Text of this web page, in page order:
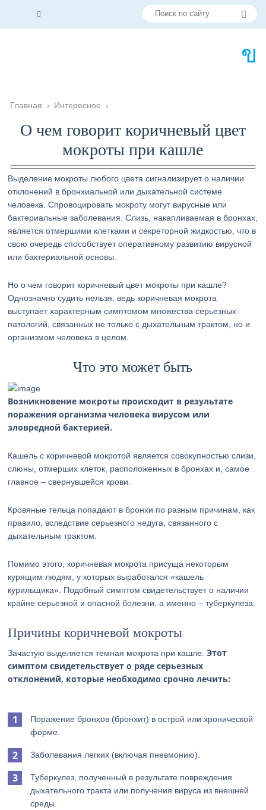
Главная › Интересное ›
О чем говорит коричневый цвет
мокроты при кашле
Выделение мокроты любого цвета сигнализирует о наличии
отклонений в бронхиальной или дыхательной системе
человека. Спровоцировать мокроту могут вирусные или
бактериальные заболевания. Слизь, накапливаемая в бронхах,
является отмершими клетками и секреторной жидкостью, что в
свою очередь способствует оперативному развитию вирусной
или бактериальной основы.
Но о чем говорит коричневый цвет мокроты при кашле?
Однозначно судить нельзя, ведь коричневая мокрота
выступает характерным симптомом множества серьезных
патологий, связанных не только с дыхательным трактом, но и
организмом человека в целом.
Что это может быть
Возникновение мокроты происходит в результате
поражения организма человека вирусом или
зловредной бактерией.
Кашель с коричневой мокротой является совокупностью слизи,
слюны, отмерших клеток, расположенных в бронхах и, самое
главное – свернувшейся крови.
Кровяные тельца попадают в бронхи по разным причинам, как
правило, вследствие серьезного недуга, связанного с
дыхательным трактом.
Помимо этого, коричневая мокрота присуща некоторым
курящим людям, у которых выработался «кашель
курильщика». Подобный симптом свидетельствует о наличии
крайне серьезной и опасной болезни, а именно – туберкулеза.
Причины коричневой мокроты
Зачастую выделяется темная мокрота при кашле.Этот
симптом свидетельствует о ряде серьезных
отклонений, которые необходимо срочно лечить:
Поражение бронхов (бронхит) в острой или хронической
форме.
Заболевания легких (включая пневмонию).
Туберкулез, полученный в результате повреждения
дыхательного тракта или получения вируса из внешней
среды.